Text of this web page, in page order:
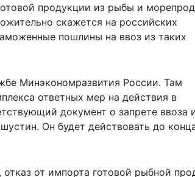
продукции из рыбы и
скажется на российских
пошлины на ввоз из таких
Минэкономразвития России. Там
ответных мер на действия в
документ о запрете ввоза
Он будет действовать до
от импорта готовой рыбной